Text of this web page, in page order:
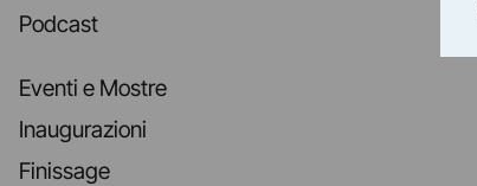
Podcast
Eventi e Mostre
Inaugurazioni
Finissage